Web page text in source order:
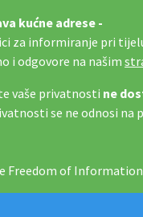
kućne adrese -
za informiranje pri
i odgovore na našim
vaše privatnosti ne
se ne odnosi na
Freedom of